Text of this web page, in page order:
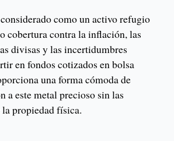
como un activo refugio
cobertura contra la inflación, las
divisas y las incertidumbres
en fondos cotizados en bolsa
una forma cómoda de
a este metal precioso sin las
propiedad física.